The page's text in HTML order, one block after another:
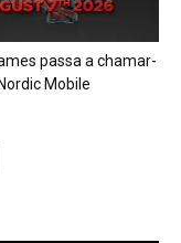
passa a chamar-
Mobile